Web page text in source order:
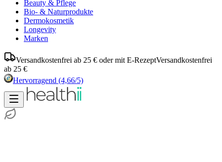
Beauty & Pflege
Bio- & Naturprodukte
Dermokosmetik
Longevity
Marken
Versandkostenfrei ab 25 € oder mit E-RezeptVersandkostenfrei
ab 25 €
Hervorragend (4,66/5)